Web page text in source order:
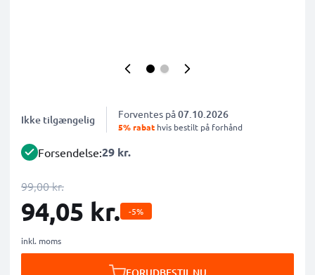
Ikke tilgængelig Forventes på07.10.2026
5% rabat hvis bestilt på forhånd
Forsendelse:29 kr.
99,00 kr.
94,05 kr. -5%
inkl. moms